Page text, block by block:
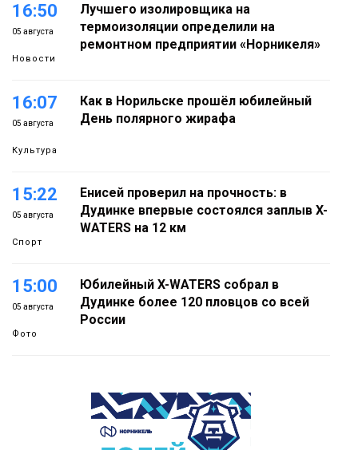
16:50
05 августа
Новости
Лучшего изолировщика на
термоизоляции определили на
ремонтном предприятии «Норникеля»
16:07
05 августа
Культура
Как в Норильске прошёл юбилейный
День полярного жирафа
15:22
05 августа
Спорт
Енисей проверил на прочность: в
Дудинке впервые состоялся заплыв X-
WATERS на 12 км
15:00
05 августа
Фото
Юбилейный X-WATERS собрал в
Дудинке более 120 пловцов со всей
России
гардеробные блоки в АТО «НПТБТ»
обустроили по программе «Сделано с
заботой»